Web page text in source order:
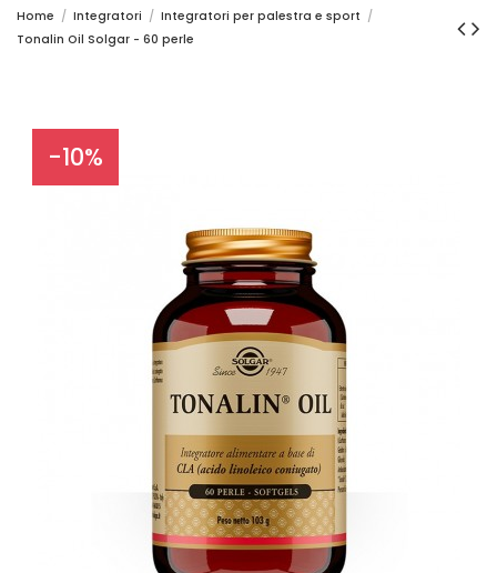
Home Integratori
Integratori per palestra e sport
Tonalin Oil Solgar - 60 perle
-10%